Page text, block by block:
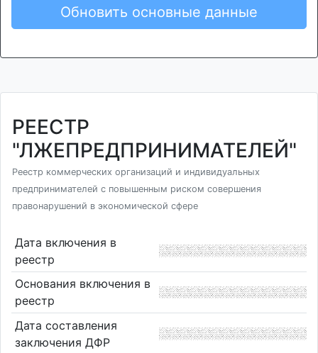
Обновить основные данные
РЕЕСТР
"ЛЖЕПРЕДПРИНИМАТЕЛЕЙ"
Реестр коммерческих организаций и индивидуальных
предпринимателей с повышенным риском совершения
правонарушений в экономической сфере
Дата включения в
реестр
Основания включения в
реестр
Дата составления
заключения ДФР